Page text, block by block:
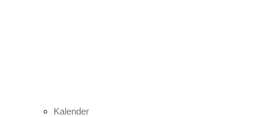
Kalender